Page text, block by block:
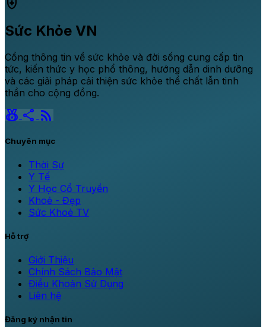
Sức Khỏe VN
Cổng thông tin về sức khỏe và đời sống cung cấp tin
tức, kiến thức y học phổ thông, hướng dẫn dinh dưỡng
và các giải pháp cải thiện sức khỏe thể chất lẫn tinh
thần cho cộng đồng.
social_leaderboard share rss_feed
Chuyên mục
Thời Sự
Y Tế
Y Học Cổ Truyền
Khoẻ - Đẹp
Sức Khoẻ TV
Hỗ trợ
Giới Thiệu
Chính Sách Bảo Mật
Điều Khoản Sử Dụng
Liên hệ
Đăng ký nhận tin